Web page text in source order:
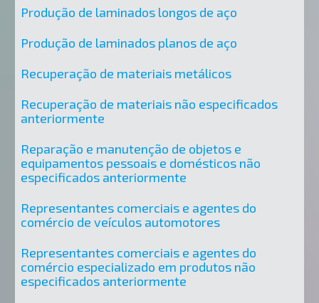
Produção de laminados longos de aço
Produção de laminados planos de aço
Recuperação de materiais metálicos
Recuperação de materiais não especificados
anteriormente
Reparação e manutenção de objetos e
equipamentos pessoais e domésticos não
especificados anteriormente
Representantes comerciais e agentes do
comércio de veículos automotores
Representantes comerciais e agentes do
comércio especializado em produtos não
especificados anteriormente